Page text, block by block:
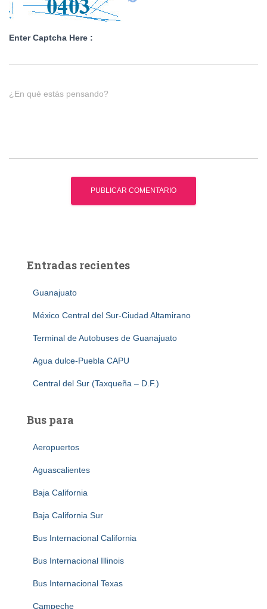
Enter Captcha Here :
¿En qué estás pensando?
Entradas recientes
Guanajuato
México Central del Sur-Ciudad Altamirano
Terminal de Autobuses de Guanajuato
Agua dulce-Puebla CAPU
Central del Sur (Taxqueña – D.F.)
Bus para
Aeropuertos
Aguascalientes
Baja California
Baja California Sur
Bus Internacional California
Bus Internacional Illinois
Bus Internacional Texas
Campeche